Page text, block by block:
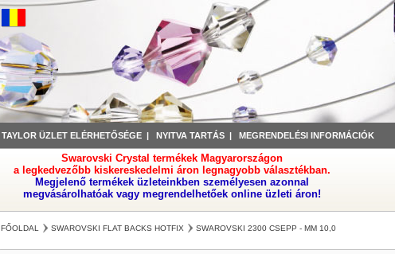
TAYLOR ÜZLET ELÉRHETŐSÉGE | NYITVA TARTÁS | MEGRENDELÉSI INFORMÁCIÓK
Swarovski Crystal termékek Magyarországon
a legkedvezőbb kiskereskedelmi áron legnagyobb választékban.
Megjelenő termékek üzleteinkben személyesen azonnal
megvásárolhatóak vagy megrendelhetőek online üzleti áron!
FŐOLDAL SWAROVSKI FLAT BACKS HOTFIX SWAROVSKI 2300 CSEPP - MM 10,0